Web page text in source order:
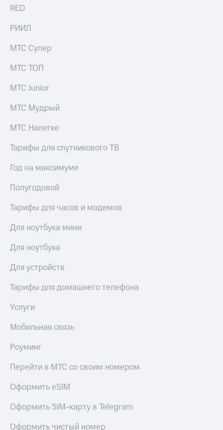
RED
РИИЛ
МТС Супер
МТС ТОП
МТС Junior
МТС Мудрый
МТС Налегке
Тарифы для спутникового ТВ
Год на максимуме
Полугодовой
Тарифы для часов и модемов
Для ноутбука мини
Для ноутбука
Для устройств
Тарифы для домашнего телефона
Услуги
Мобильная связь
Роуминг
Перейти в МТС со своим номером
Оформить eSIM
Оформить SIM-карту в Telegram
Оформить чистый номер